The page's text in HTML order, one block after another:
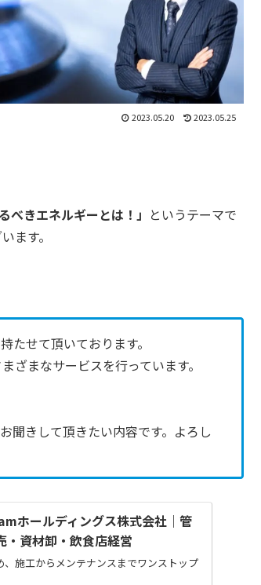
2023.05.20 2023.05.25
べきエネルギーとは！」 というテーマで
ます。
たせて頂いております。
ざまなサービスを行っています。
きして頂きたい内容です。 よろし
ホールディングス株式会社｜管
・資材卸・飲食店経営
施工からメンテナンスまでワンストップ